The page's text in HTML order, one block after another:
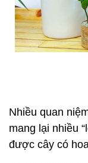
Nhiều quan
mang lại nhiều
được cây có